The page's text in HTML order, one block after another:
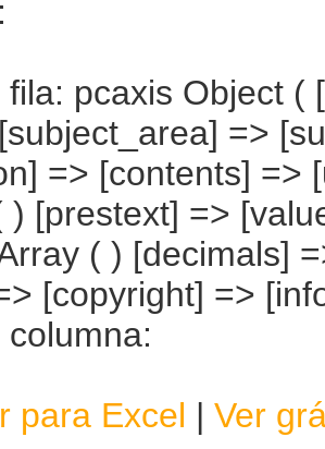
fila: pcaxis Object
=>
=> [contents] =>
) [prestext] =>
( ) [decimals]
[copyright] =>
para Excel | Ver